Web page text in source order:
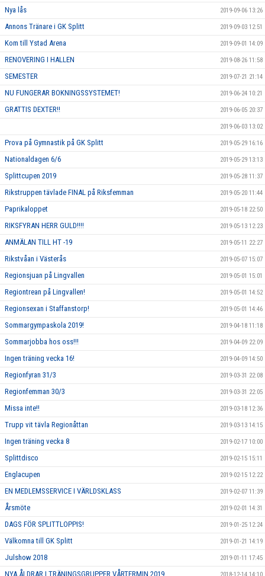
Nya lås 2019-09-06 13:26
Annons Tränare i GK Splitt 2019-09-03 12:51
Kom till Ystad Arena 2019-09-01 14:09
RENOVERING I HALLEN 2019-08-26 11:58
SEMESTER 2019-07-21 21:14
NU FUNGERAR BOKNINGSSYSTEMET! 2019-06-24 10:21
GRATTIS DEXTER!! 2019-06-05 20:37
2019-06-03 13:02
Prova på Gymnastik på GK Splitt 2019-05-29 16:16
Nationaldagen 6/6 2019-05-29 13:13
Splittcupen 2019 2019-05-28 11:37
Rikstruppen tävlade FINAL på Riksfemman 2019-05-20 11:44
Paprikaloppet 2019-05-18 22:50
RIKSFYRAN HERR GULD!!!! 2019-05-13 12:23
ANMÄLAN TILL HT -19 2019-05-11 22:27
Rikstvåan i Västerås 2019-05-07 15:07
Regionsjuan på Lingvallen 2019-05-01 15:01
Regiontrean på Lingvallen! 2019-05-01 14:52
Regionsexan i Staffanstorp! 2019-05-01 14:46
Sommargympaskola 2019! 2019-04-18 11:18
Sommarjobba hos oss!!! 2019-04-09 22:09
Ingen träning vecka 16! 2019-04-09 14:50
Regionfyran 31/3 2019-03-31 22:08
Regionfemman 30/3 2019-03-31 22:05
Missa inte!! 2019-03-18 12:36
Trupp vit tävla Regionåttan 2019-03-13 14:15
Ingen träning vecka 8 2019-02-17 10:00
Splittdisco 2019-02-15 15:11
Englacupen 2019-02-15 12:22
EN MEDLEMSSERVICE I VÄRLDSKLASS 2019-02-07 11:39
Årsmöte 2019-02-01 14:31
DAGS FÖR SPLITTLOPPIS! 2019-01-25 12:24
Välkomna till GK Splitt 2019-01-21 14:19
Julshow 2018 2019-01-11 17:45
NYA ÅLDRAR I TRÄNINGSGRUPPER VÅRTERMIN 2019